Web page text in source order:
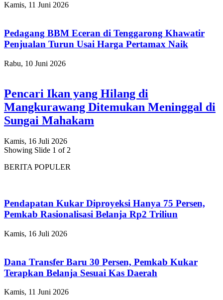
Kamis, 11 Juni 2026
Pedagang BBM Eceran di Tenggarong Khawatir
Penjualan Turun Usai Harga Pertamax Naik
Rabu, 10 Juni 2026
Pencari Ikan yang Hilang di
Mangkurawang Ditemukan Meninggal di
Sungai Mahakam
Kamis, 16 Juli 2026
Showing Slide 1 of 2
BERITA POPULER
Pendapatan Kukar Diproyeksi Hanya 75 Persen,
Pemkab Rasionalisasi Belanja Rp2 Triliun
Kamis, 16 Juli 2026
Dana Transfer Baru 30 Persen, Pemkab Kukar
Terapkan Belanja Sesuai Kas Daerah
Kamis, 11 Juni 2026